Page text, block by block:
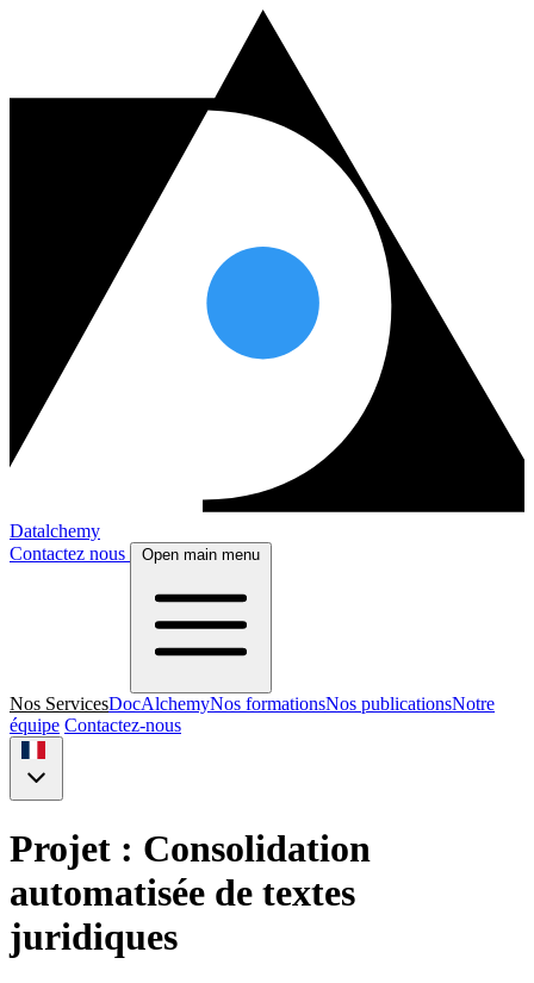
Datalchemy
Contactez nous
Open main menu
Nos ServicesDocAlchemyNos formationsNos publicationsNotre
équipe Contactez-nous
Projet : Consolidation
automatisée de textes
juridiques